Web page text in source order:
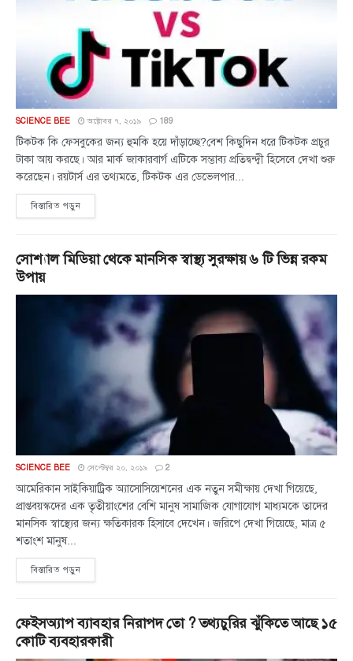
SCIENCE BEE অক্টোবর ৭, ২০১৯ 189
টিকটক কি ফেসবুকের জন্য হুমকি হয়ে দাঁড়াচ্ছে?বেশ কিছুদিন ধরে টিকটক প্রচুর
টাকা আয় করছে। আর মার্ক জাকারবার্গ এটিকে সম্ভাব্য প্রতিদ্বন্দ্বী হিসেবে দেখা শুরু
করেছেন। রয়টার্স এর তথ্যমতে, টিকটক এর ডেভেলপার...
বিস্তারিত পড়ুন
সোশ্যাল মিডিয়া থেকে মানসিক স্বাস্থ্য সুরক্ষায় ৬ টি ভিন্ন রকম
উপায়
SCIENCE BEE সেপ্টেম্বর ২০, ২০১৯ 2
আমেরিকান সাইকিয়াট্রিক অ্যাসোসিয়েশনের এক নতুন সমীক্ষায় দেখা গিয়েছে,
প্রাপ্তবয়স্কদের এক তৃতীয়াংশের বেশি মানুষ সামাজিক যোগাযোগ মাধ্যমকে তাদের
মানসিক স্বাস্থ্যের জন্য ক্ষতিকারক হিসাবে দেখেন। জরিপে দেখা গিয়েছে, মাত্র ৫
শতাংশ মানুষ...
বিস্তারিত পড়ুন
ফেইসঅ্যাপ ব্যাবহার নিরাপদ তো ? তথ্যচুরির ঝুঁকিতে আছে ১৫
কোটি ব্যবহারকারী